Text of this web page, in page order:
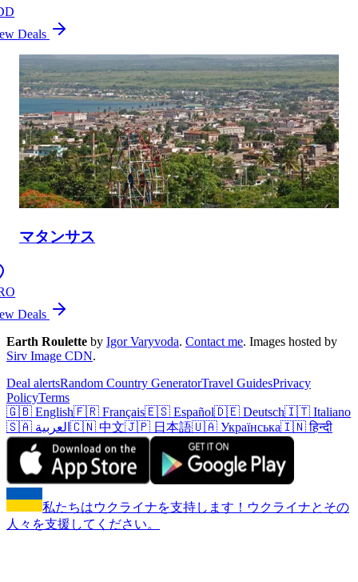
Deals
マタンサス
Deals
Earth Roulette by Igor Varyvoda. Contact me. Images hosted by
Sirv Image CDN.
Deal alertsRandom Country GeneratorTravel GuidesPrivacy
PolicyTerms
🇬🇧 English🇫🇷 Français🇪🇸 Español🇩🇪 Deutsch🇮🇹 Italiano
🇸🇦 العربية 🇨🇳 中文🇯🇵 日本語🇺🇦 Українська🇮🇳 हिन्दी
私たちはウクライナを支持します！ウクライナとその
人々を支援してください。